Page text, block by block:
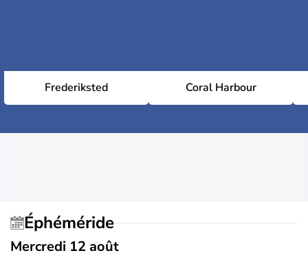
Frederiksted Coral Harbour
Éphéméride
Mercredi 12 août